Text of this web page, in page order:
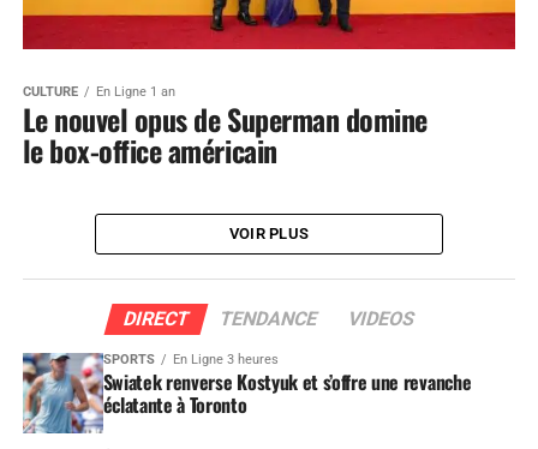
CULTURE En Ligne 1 an
Le nouvel opus de Superman domine
le box-office américain
VOIR PLUS
DIRECT TENDANCE VIDEOS
SPORTS En Ligne 3 heures
Swiatek renverse Kostyuk et s’offre une revanche
éclatante à Toronto